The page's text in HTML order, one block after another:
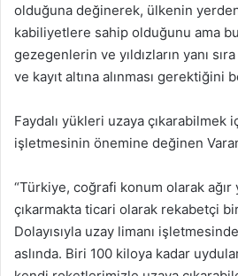
olduğuna değinerek, ülkenin
kabiliyetlere sahip olduğunu ama
gezegenlerin ve yıldızların yanı
ve kayıt altına alınması gerektiğini
Faydalı yükleri uzaya çıkarabilmek
işletmesinin önemine değinen
“Türkiye, coğrafi konum olarak
çıkarmakta ticari olarak rekabetçi
Dolayısıyla uzay limanı
aslında. Biri 100 kiloya kadar